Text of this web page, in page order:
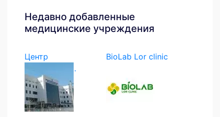
Недавно добавленные
медицинские учреждения
Центр
экстренной...
BioLab Lor clinic